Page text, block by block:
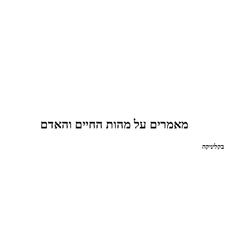
מאמרים על מהות החיים והאדם
בקליניקה